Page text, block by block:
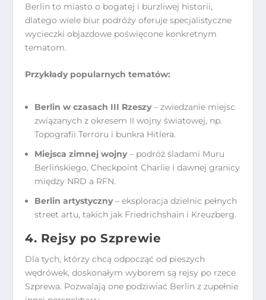
Berlin to miasto o bogatej i burzliwej historii,
dlatego wiele biur podróży oferuje specjalistyczne
wycieczki objazdowe poświęcone konkretnym
tematom.
Przykłady popularnych tematów:
Berlin w czasach III Rzeszy– zwiedzanie miejsc
związanych z okresem II wojny światowej, np.
Topografii Terroru i bunkra Hitlera.
Miejsca zimnej wojny– podróż śladami Muru
Berlińskiego, Checkpoint Charlie i dawnej granicy
między NRD a RFN.
Berlin artystyczny– eksploracja dzielnic pełnych
street artu, takich jak Friedrichshain i Kreuzberg.
4. Rejsy po Szprewie
Dla tych, którzy chcą odpocząć od pieszych
wędrówek, doskonałym wyborem są rejsy po rzece
Szprewa. Pozwalają one podziwiać Berlin z zupełnie